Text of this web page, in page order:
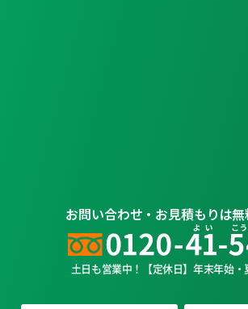
お問い合わせ・お見積もりは無
土日も営業中！【定休日】年末年始・